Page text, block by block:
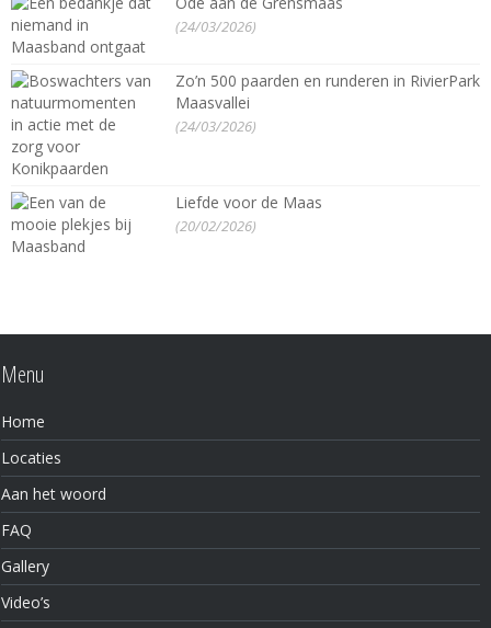
(24/03/2026)
Zo’n 500 paarden en runderen in RivierPark
Maasvallei
(24/03/2026)
Liefde voor de Maas
(20/02/2026)
Menu
Home
Locaties
Aan het woord
FAQ
Gallery
Video’s